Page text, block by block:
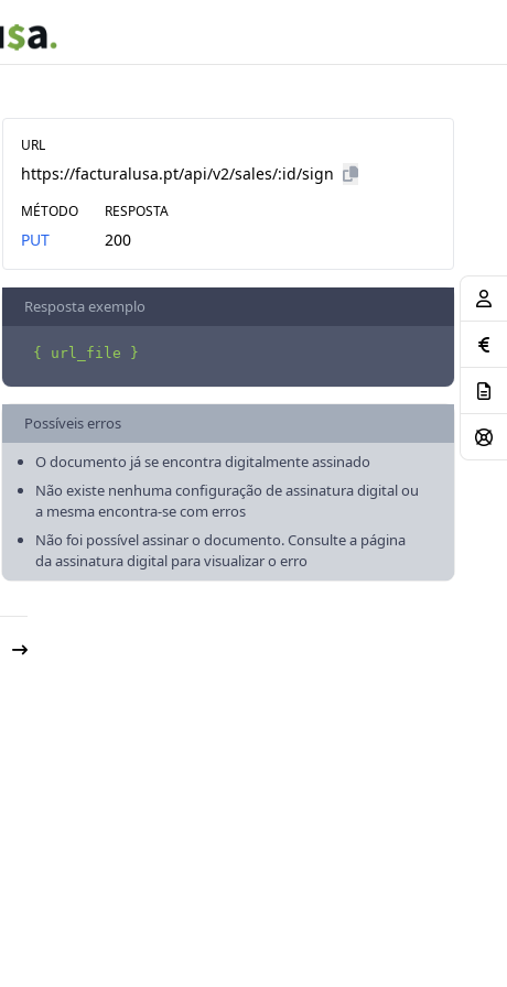
URL
https://facturalusa.pt/api/v2/sales/:id/sign
MÉTODO
PUT
RESPOSTA
200
Resposta exemplo
{ url_file }
Possíveis erros
O documento já se encontra digitalmente assinado
Não existe nenhuma configuração de assinatura digital ou
a mesma encontra-se com erros
Não foi possível assinar o documento. Consulte a página
da assinatura digital para visualizar o erro